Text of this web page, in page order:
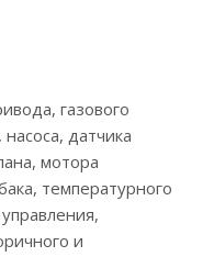
газового
датчика
мотора
температурного
и